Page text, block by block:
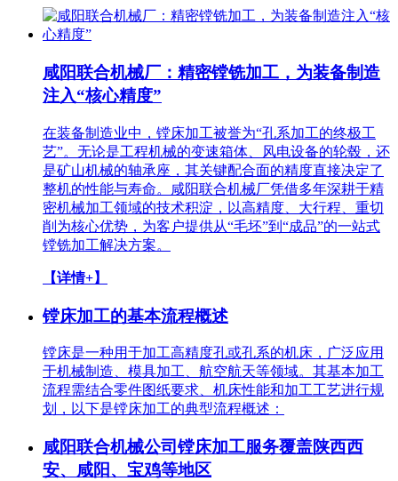
咸阳联合机械厂：精密镗铣加工，为装备制造
注入“核心精度”
在装备制造业中，镗床加工被誉为“孔系加工的终极工
艺”。无论是工程机械的变速箱体、风电设备的轮毂，还
是矿山机械的轴承座，其关键配合面的精度直接决定了
整机的性能与寿命。咸阳联合机械厂凭借多年深耕于精
密机械加工领域的技术积淀，以高精度、大行程、重切
削为核心优势，为客户提供从“毛坯”到“成品”的一站式
镗铣加工解决方案。
【详情+】
镗床加工的基本流程概述
镗床是一种用于加工高精度孔或孔系的机床，广泛应用
于机械制造、模具加工、航空航天等领域。其基本加工
流程需结合零件图纸要求、机床性能和加工工艺进行规
划，以下是镗床加工的典型流程概述：
咸阳联合机械公司镗床加工服务覆盖陕西西
安、咸阳、宝鸡等地区